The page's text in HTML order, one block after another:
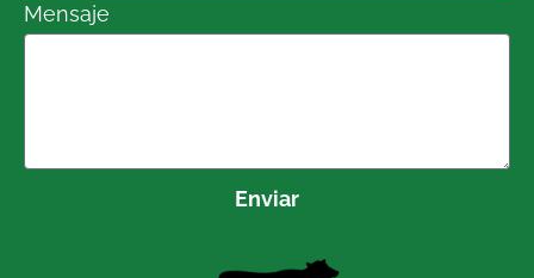
Mensaje
Enviar